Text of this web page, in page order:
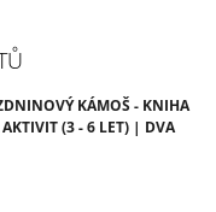
KÁMOŠ - KNIHA
(3 - 6 LET) | DVA